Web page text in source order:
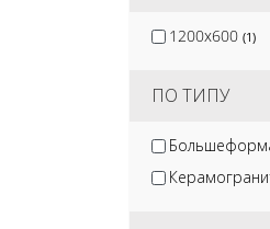
1200x600 (1)
ПО ТИПУ